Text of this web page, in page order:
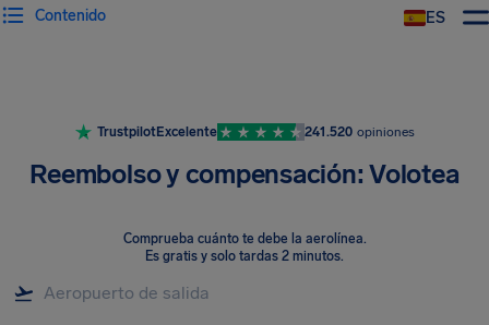
ES
Contenido
TrustpilotExcelente 241.520 opiniones
Reembolso y compensación: Volotea
Comprueba cuánto te debe la aerolínea.
Es gratis y solo tardas 2 minutos.